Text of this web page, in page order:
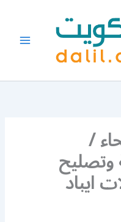
/
وتصليح
ايباد